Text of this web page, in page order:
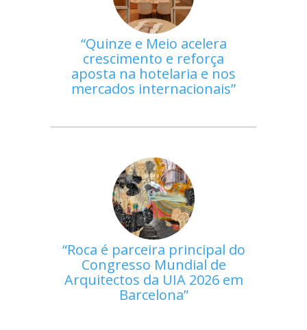
Quinze e Meio acelera
crescimento e reforça
aposta na hotelaria e nos
mercados internacionais
Roca é parceira principal do
Congresso Mundial de
Arquitectos da UIA 2026 em
Barcelona